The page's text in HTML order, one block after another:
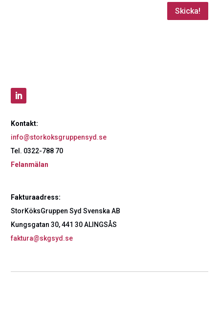
Skicka!
Kontakt:
info@storkoksgruppensyd.se
Tel. 0322-788 70
Felanmälan
Fakturaadress:
StorKöksGruppen Syd Svenska AB
Kungsgatan 30, 441 30 ALINGSÅS
faktura@skgsyd.se